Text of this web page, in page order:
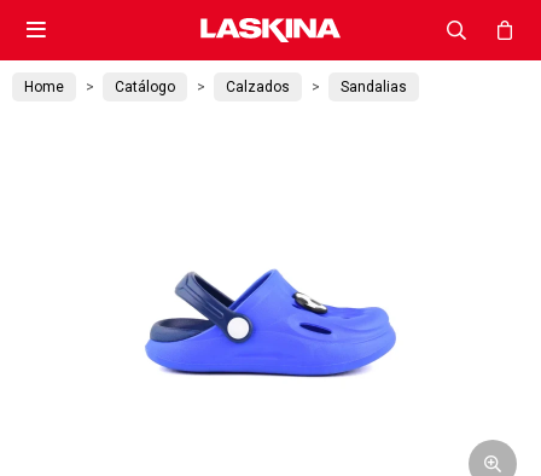

Home Catálogo Calzados Sandalias